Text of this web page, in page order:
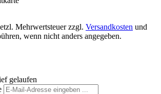
Mehrwertsteuer zzgl. Versandkosten und
wenn nicht anders angegeben.
gelaufen